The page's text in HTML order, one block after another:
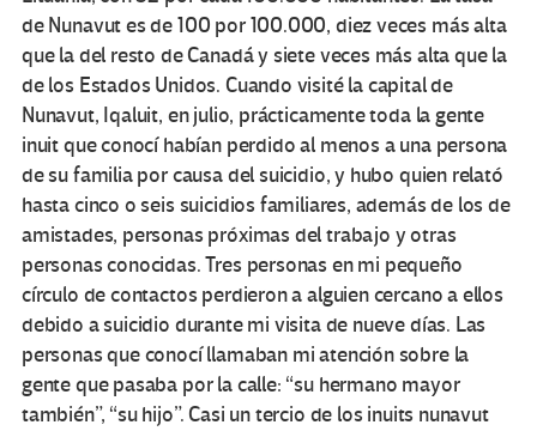
de Nunavut es de 100 por 100.000, diez veces más alta
que la del resto de Canadá y siete veces más alta que la
de los Estados Unidos. Cuando visité la capital de
Nunavut, Iqaluit, en julio, prácticamente toda la gente
inuit que conocí habían perdido al menos a una persona
de su familia por causa del suicidio, y hubo quien relató
hasta cinco o seis suicidios familiares, además de los de
amistades, personas próximas del trabajo y otras
personas conocidas. Tres personas en mi pequeño
círculo de contactos perdieron a alguien cercano a ellos
debido a suicidio durante mi visita de nueve días. Las
personas que conocí llamaban mi atención sobre la
gente que pasaba por la calle: “su hermano mayor
también”, “su hijo”. Casi un tercio de los inuits nunavut